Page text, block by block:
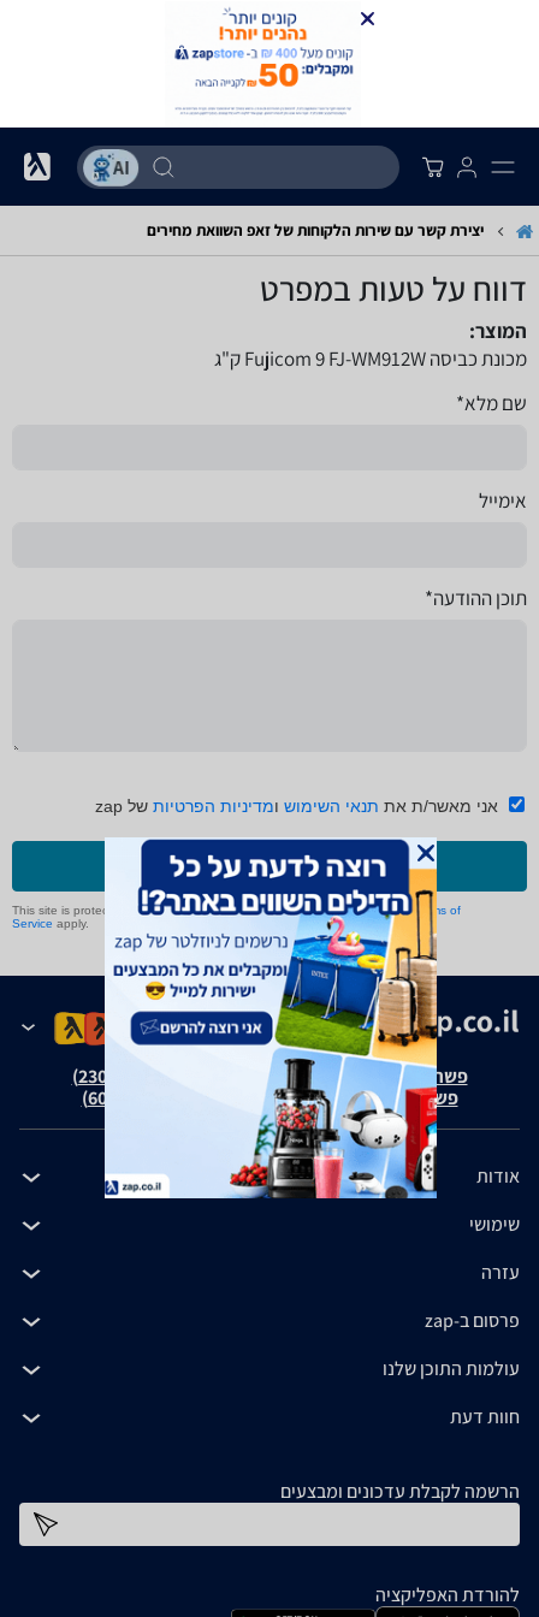
יצירת קשר עם שירות הלקוחות של זאפ השוואת מחירים
דווח על טעות במפרט
המוצר:
מכונת כביסה FJ-WM912W‏ Fujicom 9 ק"ג
שם מלא*
אימייל
תוכן ההודעה*
אני מאשר/ת את תנאי השימוש ומדיניות הפרטיות של zap
שליחה
This site is protected by reCAPTCHA and the GooglePrivacy Policyand Terms of
Service apply.
פשרה בת"צ אבנצ'יק נ' זאפ גרופ (ת"צ 23008-08-20)
פשרה בת"צ כהנים נ' זאפ גרופ (ת"צ 60371-12-19)
אודות
שימושי
עזרה
פרסום ב-zap
עולמות התוכן שלנו
חוות דעת
הרשמה לקבלת עדכונים ומבצעים
להורדת האפליקציה